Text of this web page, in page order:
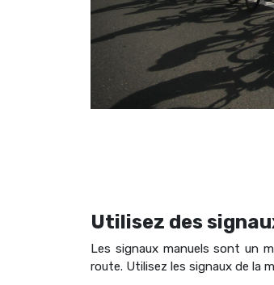
Utilisez des
Les signaux manuels sont un
route. Utilisez les signaux de la